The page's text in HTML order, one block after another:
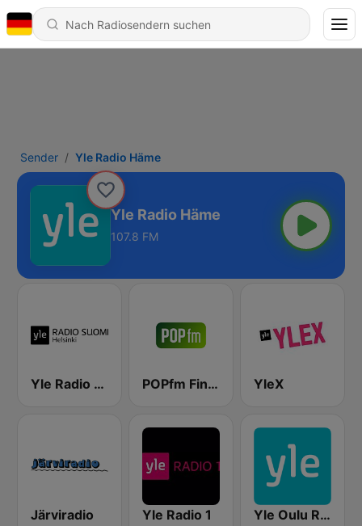
Sender Yle Radio Häme
Yle Radio Häme
107.8 FM
Yle Radio Suomi Helsinki POPfm Finland YleX
Järviradio Yle Radio 1 Yle Oulu Radio